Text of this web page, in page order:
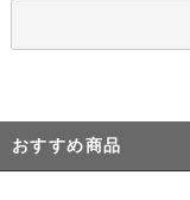
おすすめ商品